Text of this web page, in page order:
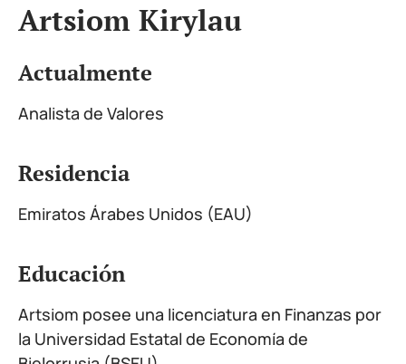
Artsiom Kirylau
Actualmente
Analista de Valores
Residencia
Emiratos Árabes Unidos (EAU)
Educación
Artsiom posee una licenciatura en Finanzas por
la Universidad Estatal de Economía de